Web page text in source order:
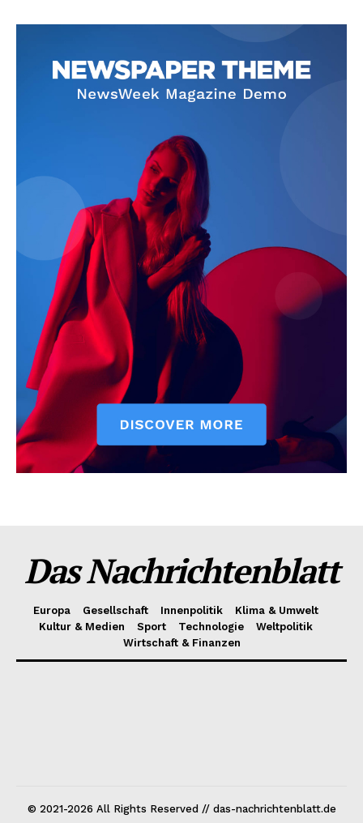
Das Nachrichtenblatt
Europa Gesellschaft Innenpolitik
Klima & Umwelt
Kultur & Medien
Sport Technologie
Weltpolitik
Wirtschaft & Finanzen
© 2021-2026 All Rights Reserved // das-nachrichtenblatt.de